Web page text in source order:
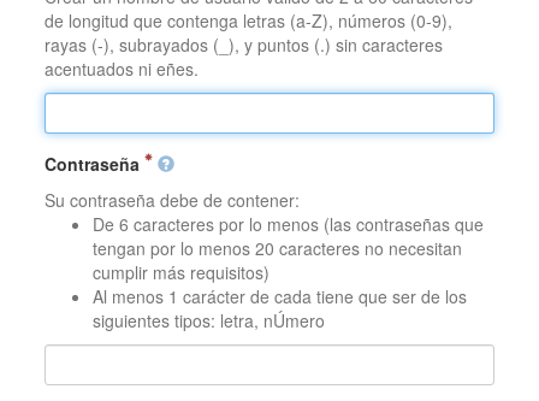
de longitud que contenga letras (a-Z), números (0-9),
rayas (-), subrayados (_), y puntos (.) sin caracteres
acentuados ni eñes.
Contraseña
Su contraseña debe de contener:
De 6 caracteres por lo menos (las contraseñas que
tengan por lo menos 20 caracteres no necesitan
cumplir más requisitos)
Al menos 1 carácter de cada tiene que ser de los
siguientes tipos: letra, nÚmero